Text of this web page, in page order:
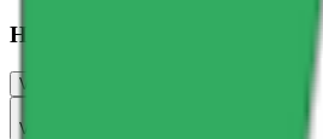
Har du søkt jobb her?
Vurder jobbsøkeropplevelse
Vurderinger